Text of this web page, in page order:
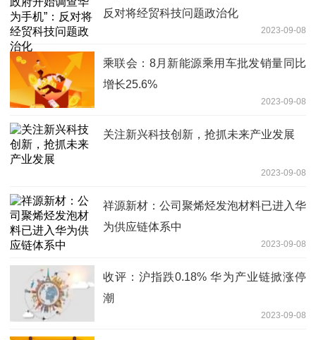
反对将经贸科技问题政治化
2023-09-08
乘联会：8月新能源乘用车批发销量同比
增长25.6%
2023-09-08
关注新兴科技创新，抢抓未来产业发展
2023-09-08
祥源新材：公司聚烯烃发泡材料已进入华
为供应链体系中
2023-09-08
收评：沪指跌0.18% 华为产业链掀涨停
潮
2023-09-08